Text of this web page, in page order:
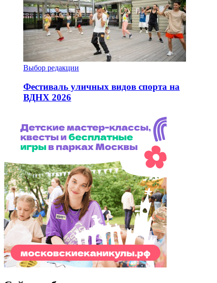
Выбор редакции
Фестиваль уличных видов спорта на
ВДНХ 2026